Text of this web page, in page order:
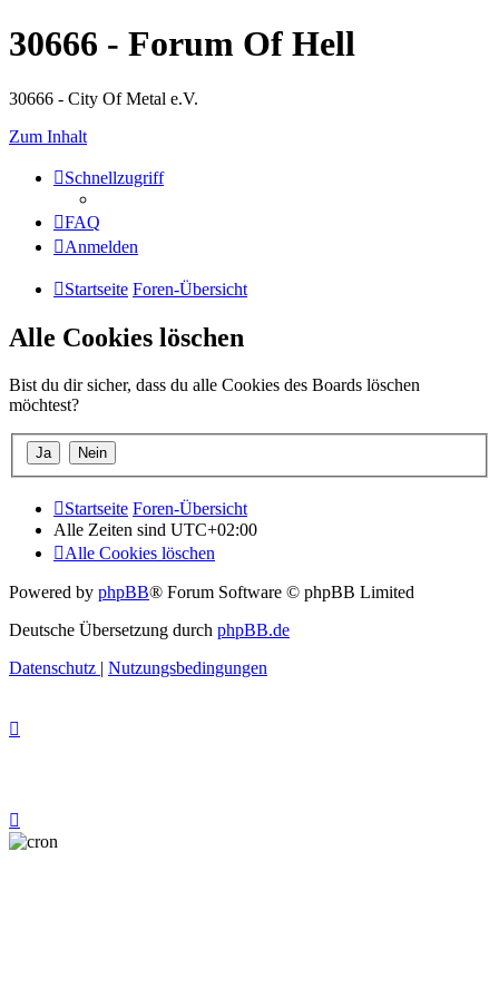
30666 - Forum Of Hell
30666 - City Of Metal e.V.
Zum Inhalt
Schnellzugriff
FAQ
Anmelden
Startseite Foren-Übersicht
Alle Cookies löschen
Bist du dir sicher, dass du alle Cookies des Boards löschen
möchtest?
Startseite Foren-Übersicht
Alle Zeiten sind UTC+02:00
Alle Cookies löschen
Powered by phpBB® Forum Software © phpBB Limited
Deutsche Übersetzung durch phpBB.de
Datenschutz | Nutzungsbedingungen